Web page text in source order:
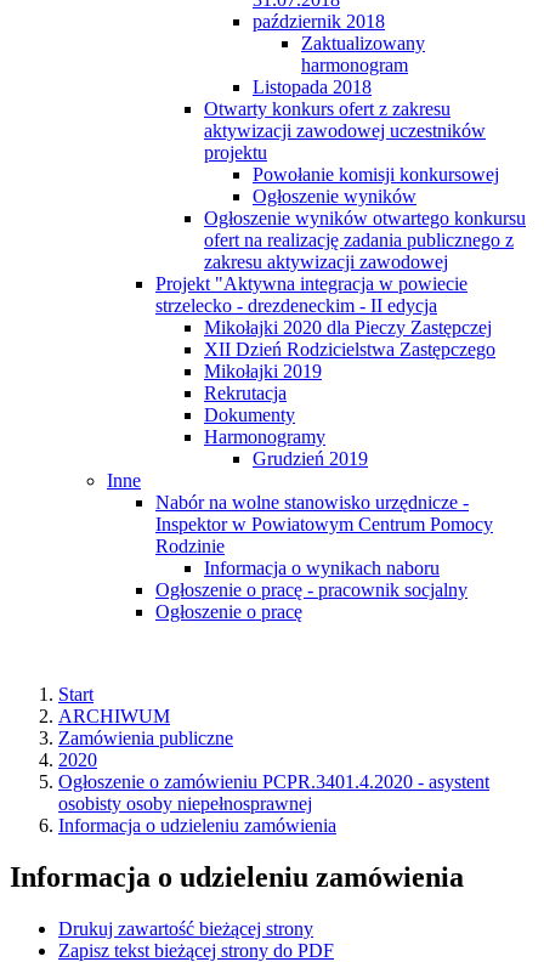
październik 2018
Zaktualizowany
harmonogram
Listopada 2018
Otwarty konkurs ofert z zakresu
aktywizacji zawodowej uczestników
projektu
Powołanie komisji konkursowej
Ogłoszenie wyników
Ogłoszenie wyników otwartego konkursu
ofert na realizację zadania publicznego z
zakresu aktywizacji zawodowej
Projekt "Aktywna integracja w powiecie
strzelecko - drezdeneckim - II edycja
Mikołajki 2020 dla Pieczy Zastępczej
XII Dzień Rodzicielstwa Zastępczego
Mikołajki 2019
Rekrutacja
Dokumenty
Harmonogramy
Grudzień 2019
Inne
Nabór na wolne stanowisko urzędnicze -
Inspektor w Powiatowym Centrum Pomocy
Rodzinie
Informacja o wynikach naboru
Ogłoszenie o pracę - pracownik socjalny
Ogłoszenie o pracę
Start
ARCHIWUM
Zamówienia publiczne
2020
Ogłoszenie o zamówieniu PCPR.3401.4.2020 - asystent
osobisty osoby niepełnosprawnej
Informacja o udzieleniu zamówienia
Informacja o udzieleniu zamówienia
Drukuj zawartość bieżącej strony
Zapisz tekst bieżącej strony do PDF